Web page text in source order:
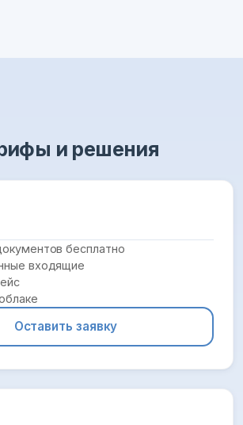
и решения
бесплатно
входящие
Оставить заявку